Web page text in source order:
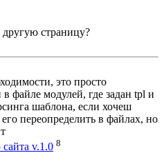
страницу?
это просто
файле модулей, где задан tpl и
шаблона, если хочеш
переопределить в файлах, но
v.1.0 8